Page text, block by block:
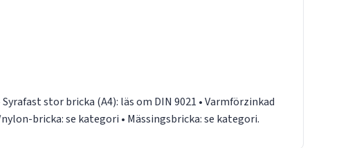
Syrafast stor bricka (A4): läs om DIN 9021 • Varmförzinkad
bricka:se kategori • Mässingsbricka:se kategori.